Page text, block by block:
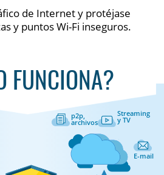
de Internet y protéjase
y puntos Wi-Fi inseguros.
FUNCIONA?
p2p,
archivos
Streaming
y TV
E-mail